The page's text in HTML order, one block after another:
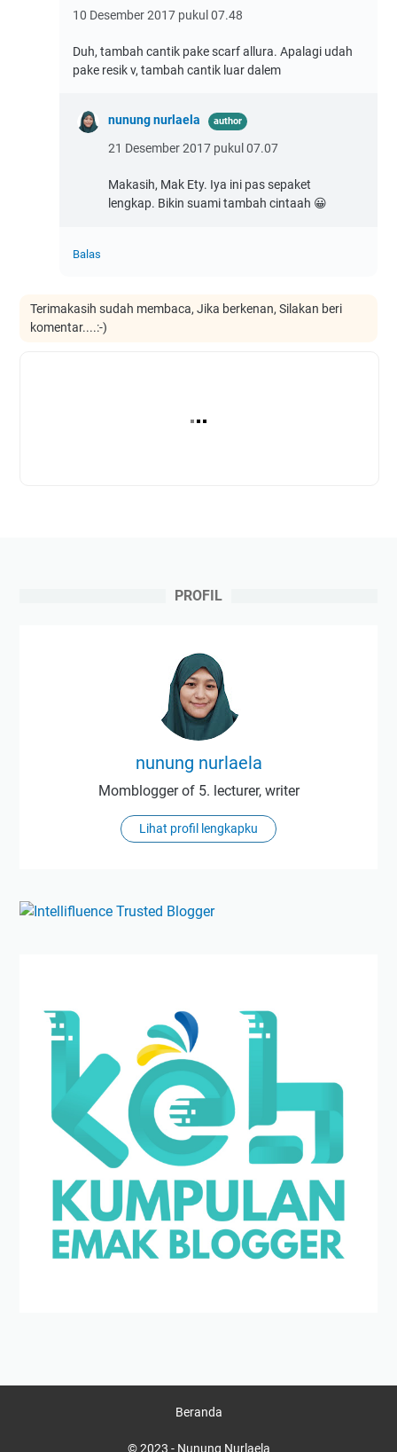
10 Desember 2017 pukul 07.48
Duh, tambah cantik pake scarf allura. Apalagi udah
pake resik v, tambah cantik luar dalem
nunung nurlaela
21 Desember 2017 pukul 07.07
Makasih, Mak Ety. Iya ini pas sepaket
lengkap. Bikin suami tambah cintaah 😀
Balas
Terimakasih sudah membaca, Jika berkenan, Silakan beri
komentar....:-)
PROFIL
nunung nurlaela
Momblogger of 5. lecturer, writer
Lihat profil lengkapku
Beranda
© 2023 - Nunung Nurlaela